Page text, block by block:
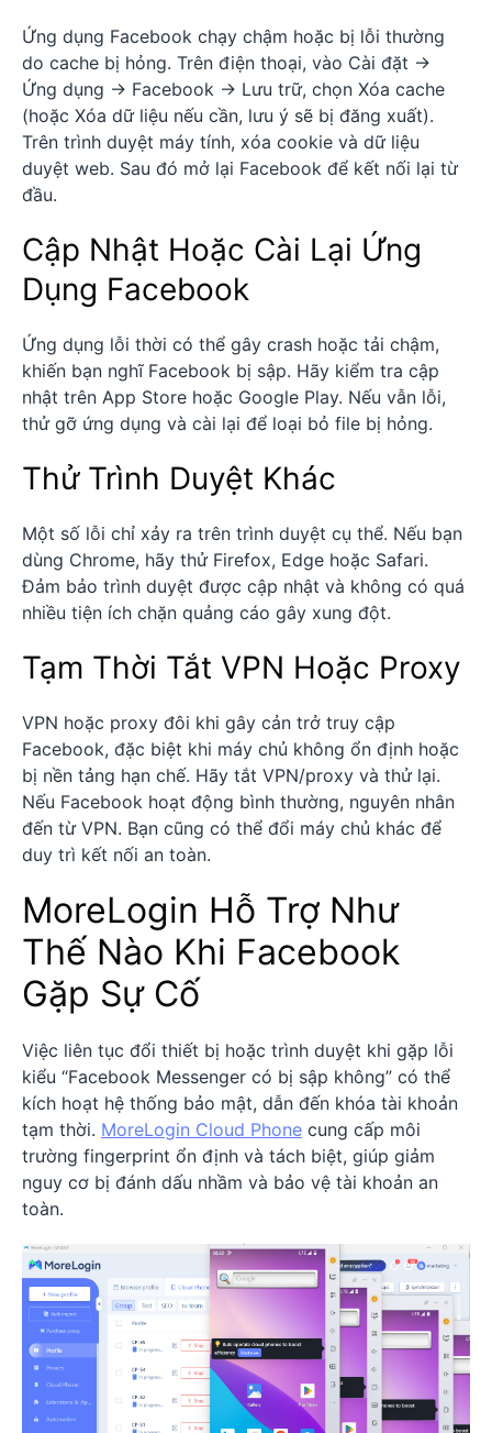
Ứng dụng Facebook chạy chậm hoặc bị lỗi thường
do cache bị hỏng. Trên điện thoại, vào Cài đặt →
Ứng dụng → Facebook → Lưu trữ, chọn Xóa cache
(hoặc Xóa dữ liệu nếu cần, lưu ý sẽ bị đăng xuất).
Trên trình duyệt máy tính, xóa cookie và dữ liệu
duyệt web. Sau đó mở lại Facebook để kết nối lại từ
đầu.
Cập Nhật Hoặc Cài Lại Ứng
Dụng Facebook
Ứng dụng lỗi thời có thể gây crash hoặc tải chậm,
khiến bạn nghĩ Facebook bị sập. Hãy kiểm tra cập
nhật trên App Store hoặc Google Play. Nếu vẫn lỗi,
thử gỡ ứng dụng và cài lại để loại bỏ file bị hỏng.
Thử Trình Duyệt Khác
Một số lỗi chỉ xảy ra trên trình duyệt cụ thể. Nếu bạn
dùng Chrome, hãy thử Firefox, Edge hoặc Safari.
Đảm bảo trình duyệt được cập nhật và không có quá
nhiều tiện ích chặn quảng cáo gây xung đột.
Tạm Thời Tắt VPN Hoặc Proxy
VPN hoặc proxy đôi khi gây cản trở truy cập
Facebook, đặc biệt khi máy chủ không ổn định hoặc
bị nền tảng hạn chế. Hãy tắt VPN/proxy và thử lại.
Nếu Facebook hoạt động bình thường, nguyên nhân
đến từ VPN. Bạn cũng có thể đổi máy chủ khác để
duy trì kết nối an toàn.
MoreLogin Hỗ Trợ Như
Thế Nào Khi Facebook
Gặp Sự Cố
Việc liên tục đổi thiết bị hoặc trình duyệt khi gặp lỗi
kiểu “Facebook Messenger có bị sập không” có thể
kích hoạt hệ thống bảo mật, dẫn đến khóa tài khoản
tạm thời. MoreLogin Cloud Phone cung cấp môi
trường fingerprint ổn định và tách biệt, giúp giảm
nguy cơ bị đánh dấu nhầm và bảo vệ tài khoản an
toàn.